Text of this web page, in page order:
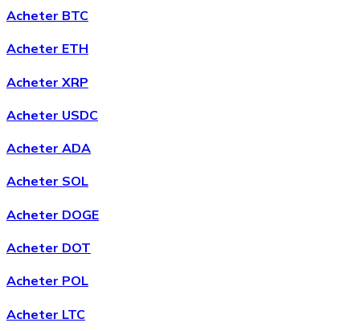
Acheter BTC
Acheter ETH
Acheter XRP
Acheter USDC
Acheter ADA
Acheter SOL
Acheter DOGE
Acheter DOT
Acheter POL
Acheter LTC